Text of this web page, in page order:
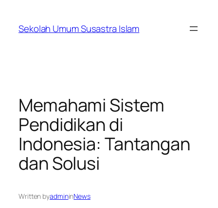
content
Sekolah Umum Susastra Islam
Memahami Sistem
Pendidikan di
Indonesia: Tantangan
dan Solusi
Written byadmininNews